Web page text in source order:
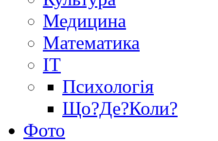
Медицина
Математика
IT
Психологія
Що?Де?Коли?
Фото